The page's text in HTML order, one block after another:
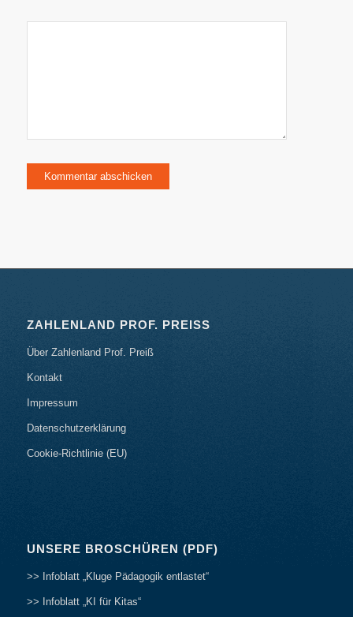
ZAHLENLAND PROF. PREISS
Über Zahlenland Prof. Preiß
Kontakt
Impressum
Datenschutzerklärung
Cookie-Richtlinie (EU)
UNSERE BROSCHÜREN (PDF)
>> Infoblatt „Kluge Pädagogik entlastet“
>> Infoblatt „KI für Kitas“